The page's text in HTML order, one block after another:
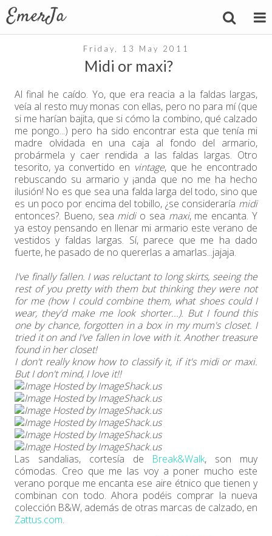
Friday, 13 May 2011
Midi or maxi?
Al final he caído. Yo, que era reacia a la faldas largas,
veía al resto muy monas con ellas, pero no para mí (que
si me harían bajita, que si cómo la combino, qué calzado
me pongo...) pero ha sido encontrar esta que tenía mi
madre olvidada en una caja al fondo del armario,
probármela y caer rendida a las faldas largas. Otro
tesorito, ya convertido en vintage, que he encontrado
rebuscando su armario y ¡anda que no me ha hecho
ilusión! No es que sea una falda larga del todo, sino que
es un poco por encima del tobillo, ¿se consideraría midi
entonces?. Bueno, sea midio sea maxi, me encanta. Y
ya estoy pensando en llenar mi armario este verano de
vestidos y faldas largas. Sí, parece que me ha dado
fuerte, he pasado de no quererlas a amarlas...jajaja.
I've finally fallen. I was reluctant to long skirts, seeing the
rest of you pretty with them but thinking they were not
for me (how I could combine them, what shoes could I
wear, they'd make me look shorter...). But I found this
one by chance, forgotten in a box in my mum's closet. I
tried it on and I've fallen in love with it. Another treasure
found in her closet!
I don't really know how to classify it, if it's midi or maxi.
But I don't mind, I love it!!
Las sandalias, cortesía de Break&Walk, son muy
cómodas. Creo que me las voy a poner mucho este
verano porque me encanta ese aire étnico que tienen y
combinan con todo. Ahora podéis comprar la nueva
colección B&W, además de otras marcas de calzado, en
Zattus.com.